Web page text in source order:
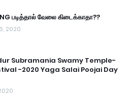
படித்தால் வேலை கிடைக்காதா??
2020
Subramania Swamy Temple-
-2020 Yaga Salai Poojai Day